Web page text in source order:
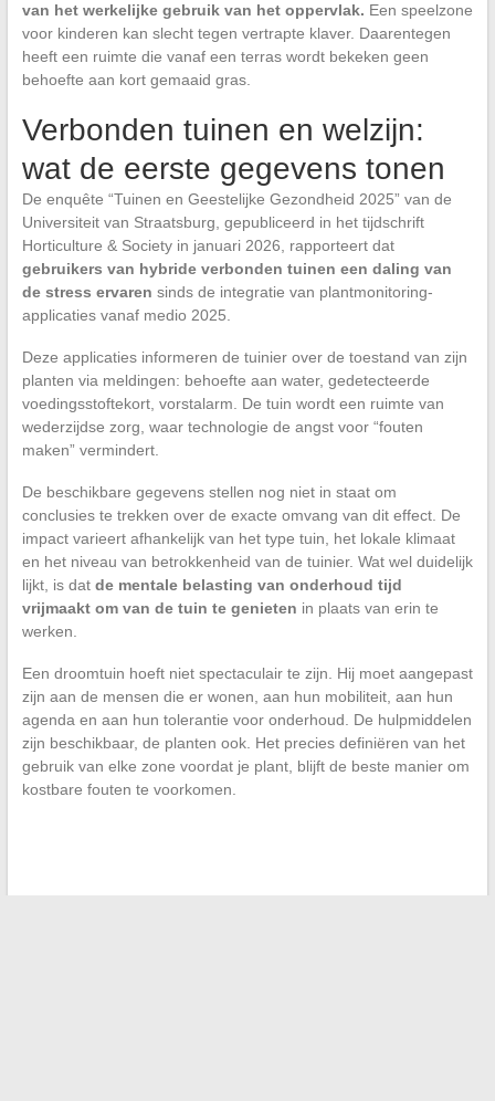
van het werkelijke gebruik van het oppervlak. Een speelzone
voor kinderen kan slecht tegen vertrapte klaver. Daarentegen
heeft een ruimte die vanaf een terras wordt bekeken geen
behoefte aan kort gemaaid gras.
Verbonden tuinen en welzijn:
wat de eerste gegevens tonen
De enquête “Tuinen en Geestelijke Gezondheid 2025” van de
Universiteit van Straatsburg, gepubliceerd in het tijdschrift
Horticulture & Society in januari 2026, rapporteert dat
gebruikers van hybride verbonden tuinen een daling van
de stress ervaren sinds de integratie van plantmonitoring-
applicaties vanaf medio 2025.
Deze applicaties informeren de tuinier over de toestand van zijn
planten via meldingen: behoefte aan water, gedetecteerde
voedingsstoftekort, vorstalarm. De tuin wordt een ruimte van
wederzijdse zorg, waar technologie de angst voor “fouten
maken” vermindert.
De beschikbare gegevens stellen nog niet in staat om
conclusies te trekken over de exacte omvang van dit effect. De
impact varieert afhankelijk van het type tuin, het lokale klimaat
en het niveau van betrokkenheid van de tuinier. Wat wel duidelijk
lijkt, is dat de mentale belasting van onderhoud tijd
vrijmaakt om van de tuin te genieten in plaats van erin te
werken.
Een droomtuin hoeft niet spectaculair te zijn. Hij moet aangepast
zijn aan de mensen die er wonen, aan hun mobiliteit, aan hun
agenda en aan hun tolerantie voor onderhoud. De hulpmiddelen
zijn beschikbaar, de planten ook. Het precies definiëren van het
gebruik van elke zone voordat je plant, blijft de beste manier om
kostbare fouten te voorkomen.